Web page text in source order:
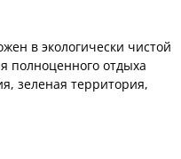
в экологически чистой
полноценного отдыха
зеленая территория,